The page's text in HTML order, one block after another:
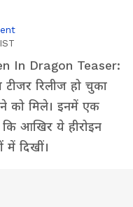
In Dragon Teaser:
रिलीज हो चुका
को मिले। इनमें एक
कि आखिर ये हीरोइन
दिखीं।